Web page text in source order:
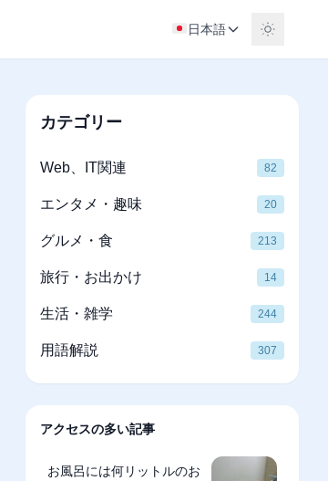
日本語
カテゴリー
Web、IT関連 82
エンタメ・趣味 20
グルメ・食 213
旅行・お出かけ 14
生活・雑学 244
用語解説 307
アクセスの多い記事
お風呂には何リットルのお